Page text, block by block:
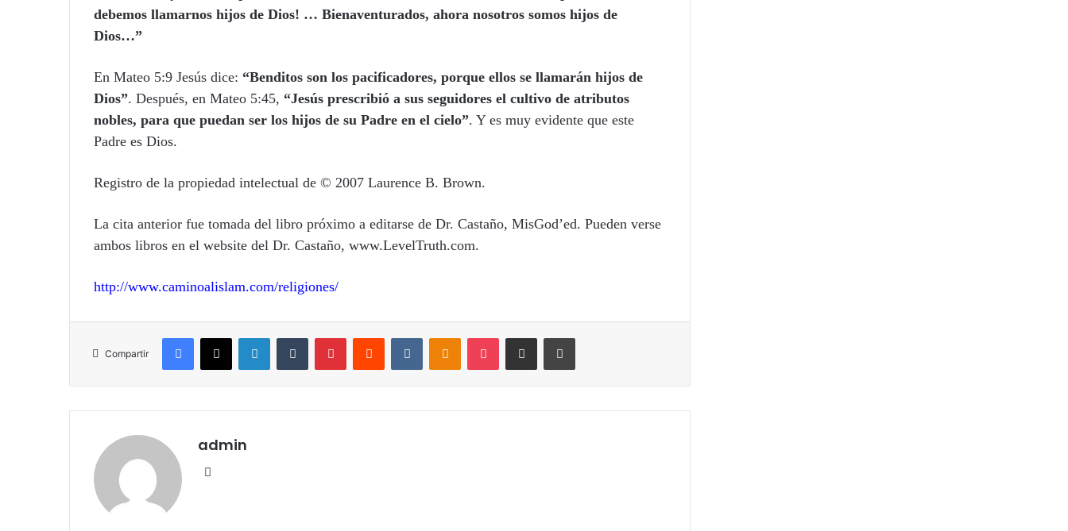
debemos llamarnos hijos de Dios! … Bienaventurados, ahora nosotros somos hijos de
Dios…”
En Mateo 5:9 Jesús dice: “Benditos son los pacificadores, porque ellos se llamarán hijos de
Dios”. Después, en Mateo 5:45, “Jesús prescribió a sus seguidores el cultivo de atributos
nobles, para que puedan ser los hijos de su Padre en el cielo”. Y es muy evidente que este
Padre es Dios.
Registro de la propiedad intelectual de © 2007 Laurence B. Brown.
La cita anterior fue tomada del libro próximo a editarse de Dr. Castaño, MisGod’ed. Pueden verse
ambos libros en el website del Dr. Castaño, www.LevelTruth.com.
http://www.caminoalislam.com/religiones/
Compartir
admin